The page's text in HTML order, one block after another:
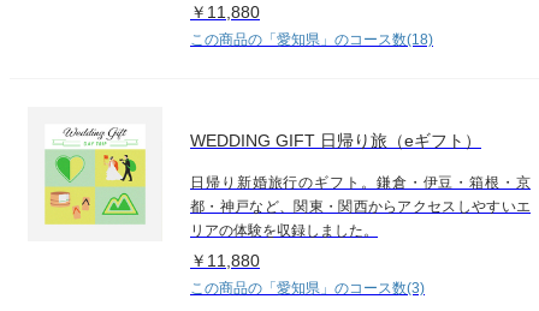
￥11,880
この商品の「愛知県」のコース数(18)
WEDDING GIFT 日帰り旅（eギフト）
日帰り新婚旅行のギフト。鎌倉・伊豆・箱根・京
都・神戸など、関東・関西からアクセスしやすいエ
リアの体験を収録しました。
￥11,880
この商品の「愛知県」のコース数(3)